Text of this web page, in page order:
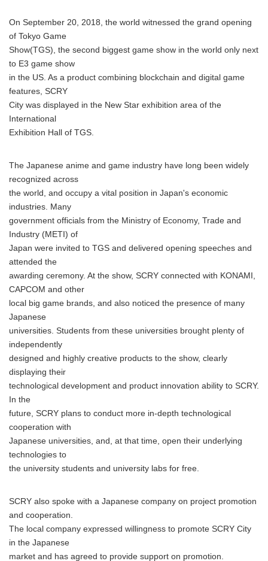
On September 20, 2018, the world witnessed the grand opening
of Tokyo Game
Show(TGS), the second biggest game show in the world only next
to E3 game show
in the US. As a product combining blockchain and digital game
features, SCRY
City was displayed in the New Star exhibition area of the
International
Exhibition Hall of TGS.
The Japanese anime and game industry have long been widely
recognized across
the world, and occupy a vital position in Japan's economic
industries. Many
government officials from the Ministry of Economy, Trade and
Industry (METI) of
Japan were invited to TGS and delivered opening speeches and
attended the
awarding ceremony. At the show, SCRY connected with KONAMI,
CAPCOM and other
local big game brands, and also noticed the presence of many
Japanese
universities. Students from these universities brought plenty of
independently
designed and highly creative products to the show, clearly
displaying their
technological development and product innovation ability to SCRY.
In the
future, SCRY plans to conduct more in-depth technological
cooperation with
Japanese universities, and, at that time, open their underlying
technologies to
the university students and university labs for free.
SCRY also spoke with a Japanese company on project promotion
and cooperation.
The local company expressed willingness to promote SCRY City
in the Japanese
market and has agreed to provide support on promotion.